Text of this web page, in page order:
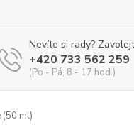
Nevíte si rady?
+420 733 562 259
(Po - Pá, 8 - 17 hod.)
(50 ml)